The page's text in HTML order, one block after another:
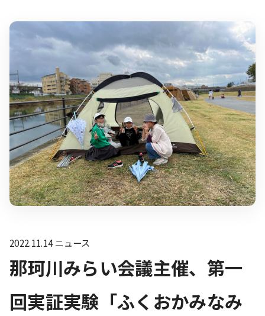
2022.11.14 ニュース
那珂川みらい会議主催、第一
回実証実験「ふくおかみなみ